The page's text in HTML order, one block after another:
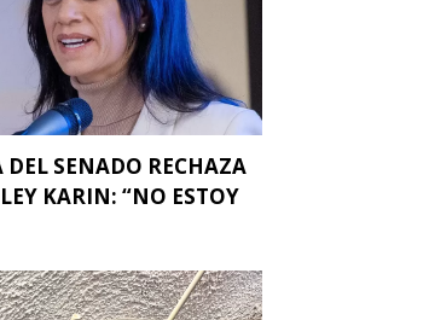
DEL SENADO RECHAZA
KARIN: “NO ESTOY